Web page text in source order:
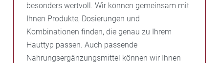
besonders wertvoll. Wir können gemeinsam mit
Ihnen Produkte, Dosierungen und
Kombinationen finden, die genau zu Ihrem
Hauttyp passen. Auch passende
Nahrungsergänzungsmittel können wir Ihnen